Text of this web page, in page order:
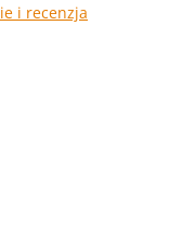
i recenzja